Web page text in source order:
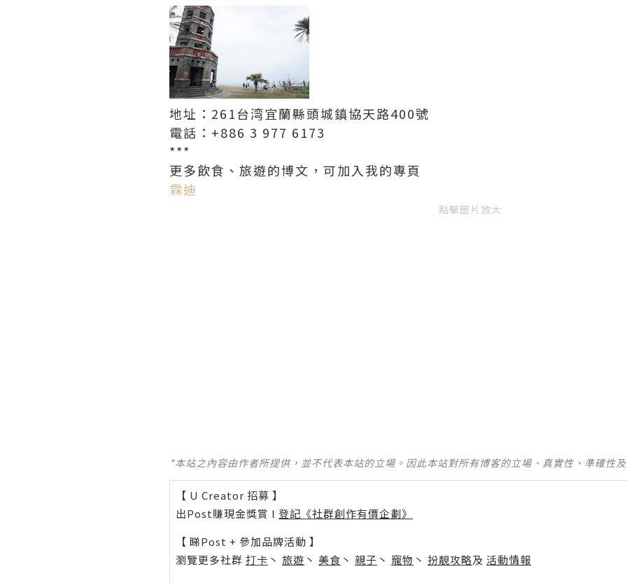
地址：261台湾宜蘭縣頭城鎮協天路400號
電話：+886 3 977 6173
***
更多飲食、旅遊的博文，可加入我的專頁
霖迪
點擊圖片放大
*本站之內容由作者所提供，並不代表本站的立場。因此本站對所有博客的立場、真實性、準確性
【 U Creator 招募 】
出Post賺現金獎賞 l 登記《社群創作有價企劃》
【 睇Post + 參加品牌活動 】
瀏覽更多社群 打卡 丶 旅遊 丶 美食 丶 親子 丶 寵物 丶 扮靚攻略及 活動情報